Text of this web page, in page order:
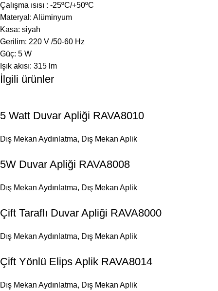
Çalışma ısısı : -25ºC/+50ºC
Materyal: Alüminyum
Kasa: siyah
Gerilim: 220 V /50-60 Hz
Güç: 5 W
Işık akısı: 315 lm
İlgili ürünler
5 Watt Duvar Apliği RAVA8010
Dış Mekan Aydınlatma, Dış Mekan Aplik
5W Duvar Apliği RAVA8008
Dış Mekan Aydınlatma, Dış Mekan Aplik
Çift Taraflı Duvar Apliği RAVA8000
Dış Mekan Aydınlatma, Dış Mekan Aplik
Çift Yönlü Elips Aplik RAVA8014
Dış Mekan Aydınlatma, Dış Mekan Aplik